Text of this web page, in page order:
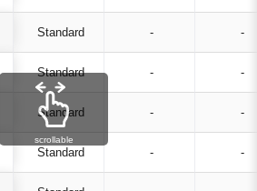
Standard - -
Standard - -
Standard - -
Standard - -
scrollable